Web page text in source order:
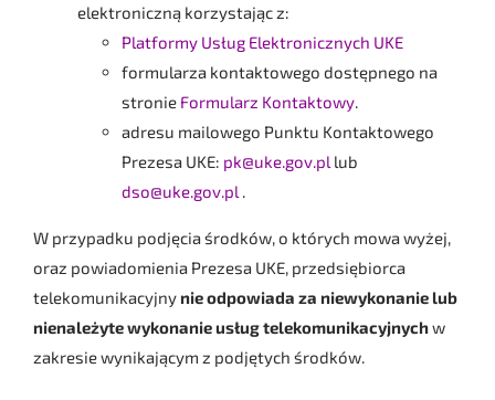
elektroniczną korzystając z:
Platformy Usług Elektronicznych UKE
formularza kontaktowego dostępnego na
stronie Formularz Kontaktowy
adresu mailowego Punktu Kontaktowego
Prezesa UKE: pk@uke.gov.pl lub
dso@uke.gov.pl
W przypadku podjęcia środków, o których mowa wyżej,
oraz powiadomienia Prezesa UKE, przedsiębiorca
telekomunikacyjny nie odpowiada za niewykonanie lub
nienależyte wykonanie usług telekomunikacyjnychw
zakresie wynikającym z podjętych środków.